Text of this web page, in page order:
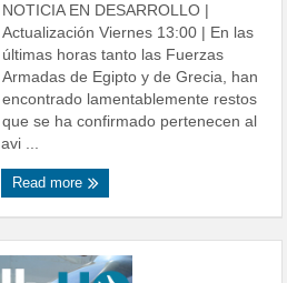
NOTICIA EN DESARROLLO |
Actualización Viernes 13:00 | En las
últimas horas tanto las Fuerzas
Armadas de Egipto y de Grecia, han
encontrado lamentablemente restos
que se ha confirmado pertenecen al
avi ...
Read more